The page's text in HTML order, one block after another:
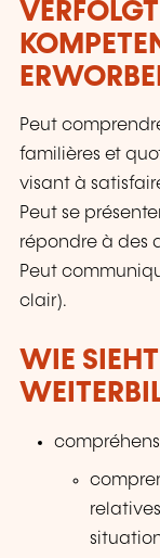
Peut
familières et
visant à
Peut se
répondre à des
Peut
clair).
WIE